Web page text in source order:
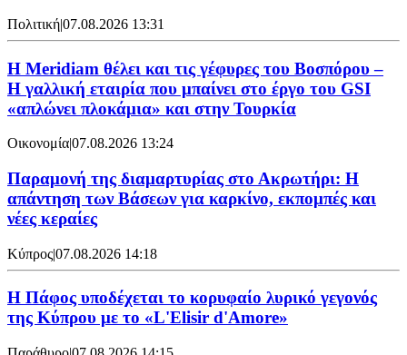
Πολιτική|07.08.2026 13:31
Η Meridiam θέλει και τις γέφυρες του Βοσπόρου –
Η γαλλική εταιρία που μπαίνει στο έργο του GSI
«απλώνει πλοκάμια» και στην Τουρκία
Οικονομία|07.08.2026 13:24
Παραμονή της διαμαρτυρίας στο Ακρωτήρι: Η
απάντηση των Βάσεων για καρκίνο, εκπομπές και
νέες κεραίες
Κύπρος|07.08.2026 14:18
Η Πάφος υποδέχεται το κορυφαίο λυρικό γεγονός
της Κύπρου με το «L'Elisir d'Amore»